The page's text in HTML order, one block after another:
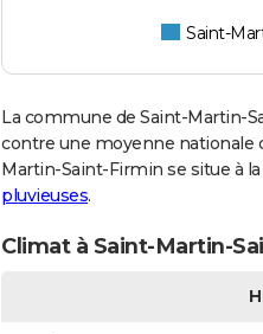
Saint-
La commune de Saint-Martin-
contre une moyenne nationale
Martin-Saint-Firmin se situe à
pluvieuses.
Climat à Saint-Martin-